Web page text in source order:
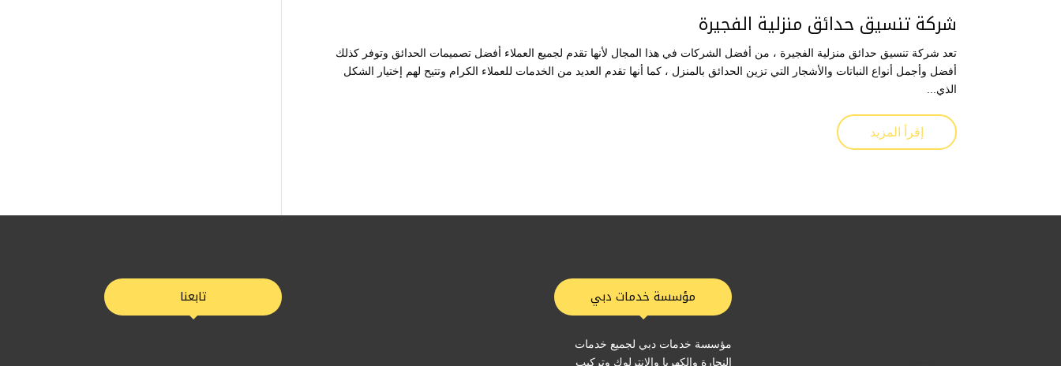
شركة تنسيق حدائق منزلية الفجيرة
تعد شركة تنسيق حدائق منزلية الفجيرة ، من أفضل الشركات في هذا المجال لأنها تقدم لجميع العملاء أفضل تصميمات الحدائق وتوفر كذلك
أفضل وأجمل أنواع النباتات والأشجار التي تزين الحدائق بالمنزل ، كما أنها تقدم العديد من الخدمات للعملاء الكرام وتتيح لهم إختيار الشكل
الذي...
إقرأ المزيد
مؤسسة خدمات دبي
مؤسسة خدمات دبي لجميع خدمات
النجارة والكهربا والانترلوك وتركيب
تابعنا